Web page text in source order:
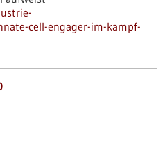
cell-engager-im-kampf-